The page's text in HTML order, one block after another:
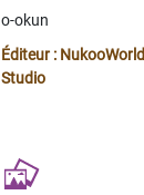
o-okun
Éditeur : NukooWorld
Studio